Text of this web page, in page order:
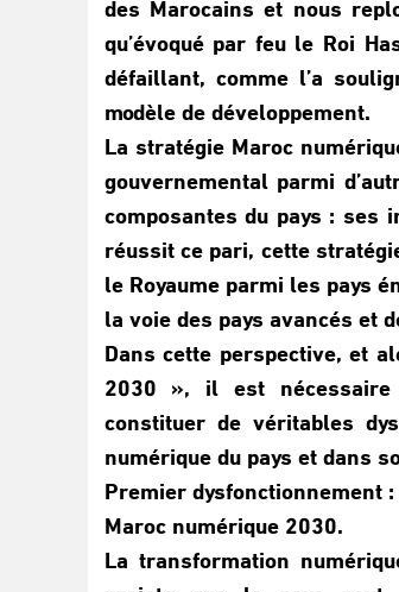
des Marocains et nous
qu’évoqué par feu le Roi
défaillant, comme l’a
modèle de développement.
La stratégie Maroc
gouvernemental parmi
composantes du pays :
réussit ce pari, cette
le Royaume parmi les pays
la voie des pays avancés et
Dans cette perspective, et
2030 », il est nécessaire
constituer de véritables
numérique du pays et dans
Premier dysfonctionnement
Maroc numérique 2030.
La transformation